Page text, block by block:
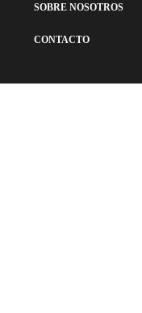
SOBRE NOSOTROS
CONTACTO